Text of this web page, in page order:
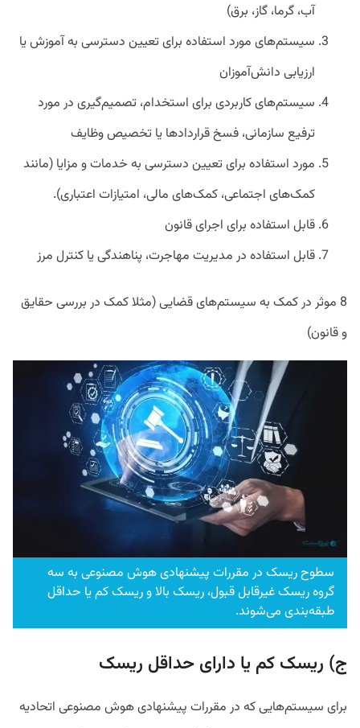
آب، گرما، گاز، برق)
سیستم‌های مورد استفاده برای تعیین دسترسی به آموزش یا
ارزیابی دانش‌آموزان
سیستم‌های کاربردی برای استخدام، تصمیم‌گیری در مورد
ترفیع سازمانی، فسخ قراردادها یا تخصیص وظایف
مورد استفاده برای تعیین دسترسی به خدمات و مزایا (مانند
کمک‌های اجتماعی، کمک‌های مالی، امتیازات اعتباری).
قابل استفاده برای اجرای قانون
قابل استفاده در مدیریت مهاجرت، پناهندگی یا کنترل مرز
8 موثر در کمک به سیستم‌های قضایی (مثلا کمک در بررسی حقایق
و قانون)
سطوح ریسک در مقررات پیشنهادی هوش مصنوعی به سه
گروه ریسک غیرقابل قبول، ریسک بالا و ریسک کم یا حداقل
طبقه‌بندی می‌شوند.
ج) ریسک کم یا دارای حداقل ریسک
برای سیستم‌هایی که در مقررات پیشنهادی هوش مصنوعی اتحادیه